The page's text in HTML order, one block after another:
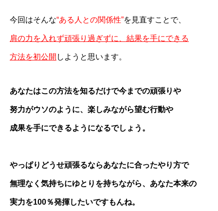
今回はそんな“ある人との関係性”を見直すことで、
肩の力を入れず頑張り過ぎずに、結果を手にできる
方法を初公開 しようと思います。
あなたはこの方法を知るだけで今までの頑張りや
努力がウソのように、楽しみながら望む行動や
成果を手にできるようになるでしょう。
やっぱりどうせ頑張るならあなたに合ったやり方で
無理なく気持ちにゆとりを持ちながら、あなた本来の
実力を100％発揮したいですもんね。